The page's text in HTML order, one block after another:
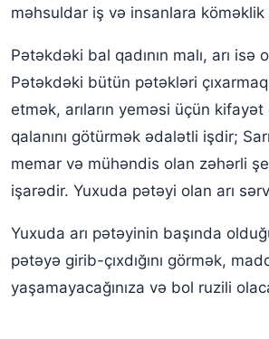
məhsuldar iş və insanlara
Pətəkdəki bal qadının malı, arı isə
Pətəkdəki bütün pətəkləri
etmək, arıların yeməsi üçün
qalanını götürmək ədalətli işdir;
memar və mühəndis olan zəhərli
işarədir. Yuxuda pətəyi olan arı
Yuxuda arı pətəyinin başında
pətəyə girib-çıxdığını görmək,
yaşamayacağınıza və bol ruzili